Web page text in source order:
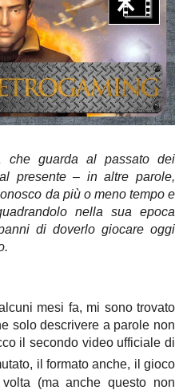
che guarda al passato dei
presente – in altre parole,
da più o meno tempo e
nella sua epoca
di doverlo giocare oggi
mesi fa, mi sono trovato
solo descrivere a parole non
il secondo video ufficiale di
il formato anche, il gioco
(ma anche questo non